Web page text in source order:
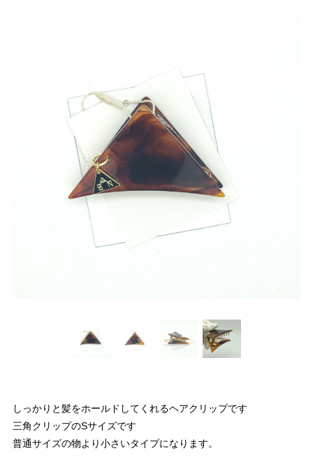
しっかりと髪をホールドしてくれるヘアクリップです
三角クリップのSサイズです
普通サイズの物より小さいタイプになります。